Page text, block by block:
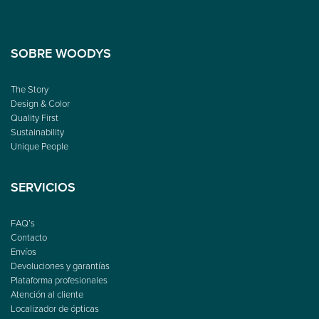
SOBRE WOODYS
The Story
Design & Color
Quality First
Sustainability
Unique People
SERVICIOS
FAQ’s
Contacto
Envíos
Devoluciones y garantías
Plataforma profesionales
Atención al cliente
Localizador de ópticas